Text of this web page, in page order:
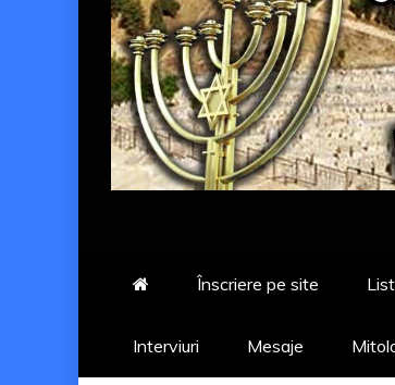
Înscriere pe site
Interviuri Mesaje